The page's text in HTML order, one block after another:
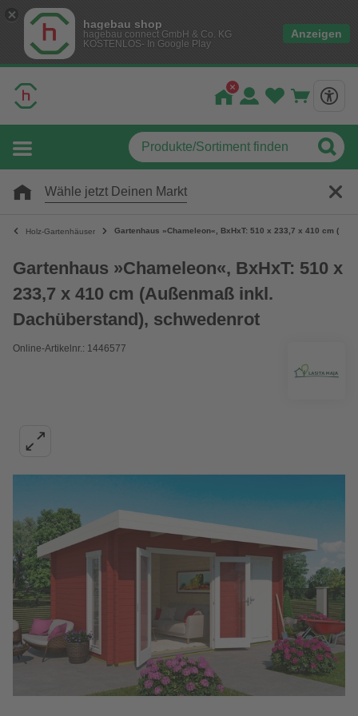
hagebau shop
hagebau connect GmbH & Co. KG
KOSTENLOS- In Google Play
Anzeigen
Wähle jetzt Deinen Markt
Holz-Gartenhäuser Gartenhaus »Chameleon«, BxHxT: 510 x 233,7 x 410 cm
Gartenhaus »Chameleon«, BxHxT: 510 x
233,7 x 410 cm (Außenmaß inkl.
Dachüberstand), schwedenrot
Online-Artikelnr.: 1446577